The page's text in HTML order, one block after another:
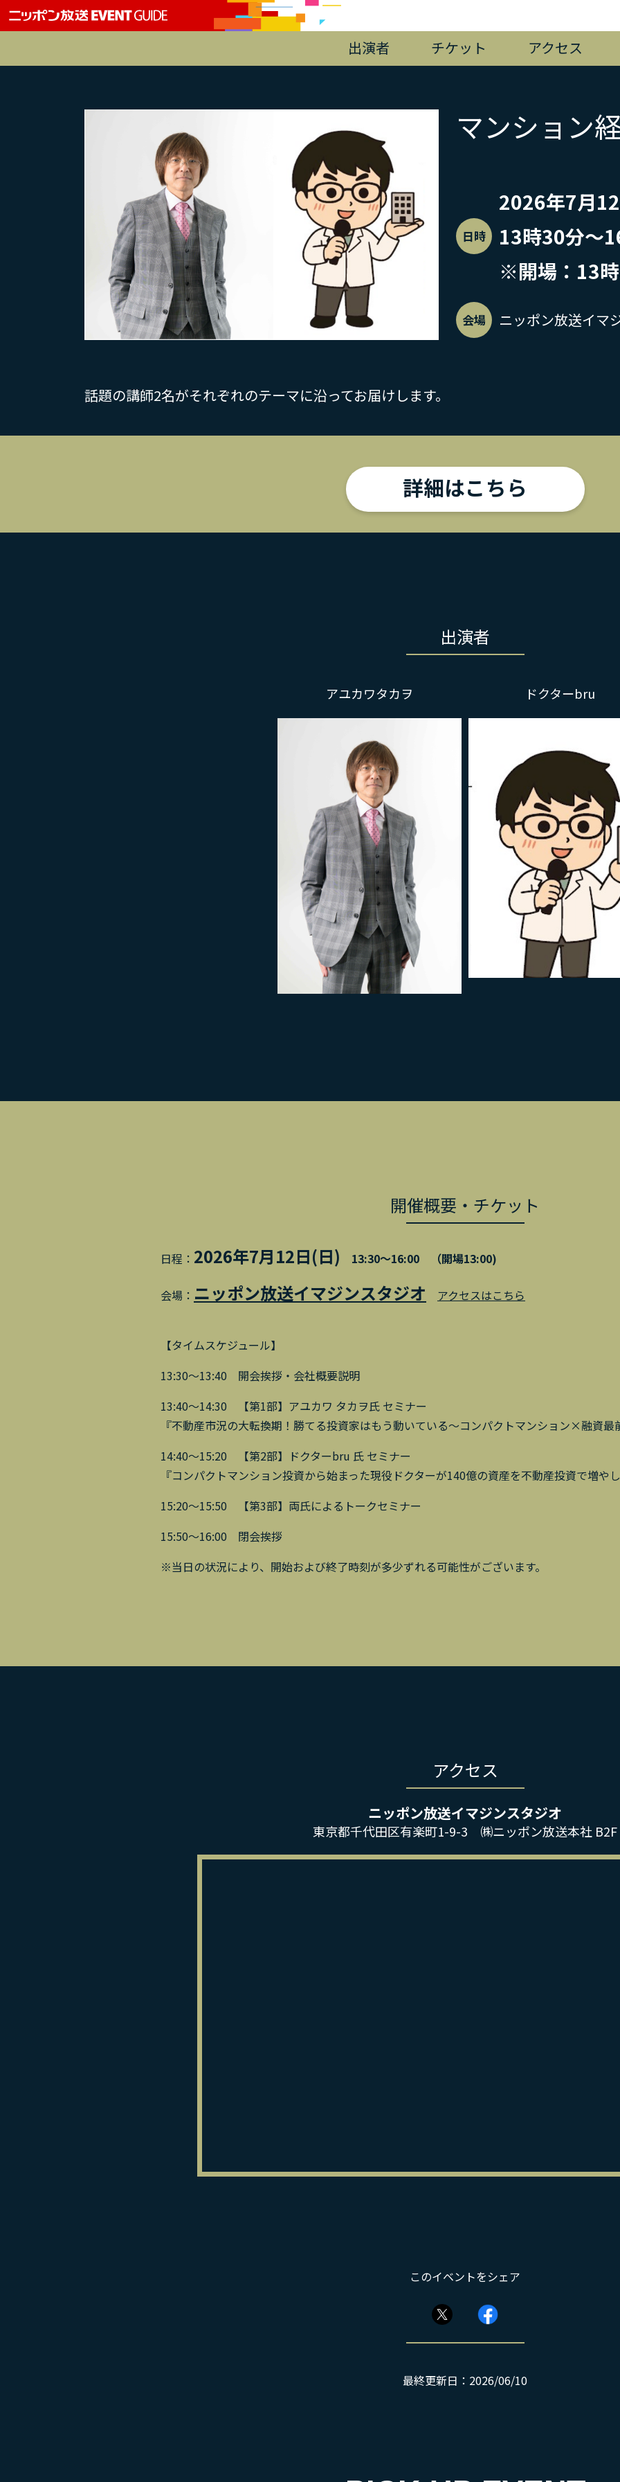
出演者 チケット アクセス
マンション
日時
2026年7月12
13時30分〜
※開場：13
会場 ニッポン放送イマ
話題の講師2名がそれぞれのテーマに沿ってお届けします。
詳細はこちら
出演者
アユカワタカヲ ドクターbru
開催概要・チケット
日程： 2026年7月12日(日) 13:30〜16:00 （開場13:00)
会場： ニッポン放送イマジンスタジオ アクセスはこちら
【タイムスケジュール】
13:30～13:40 開会挨拶・会社概要説明
13:40～14:30 【第1部】アユカワ タカヲ氏 セミナー
『不動産市況の大転換期！勝てる投資家はもう動いている～コンパクトマンション×融資最
14:40～15:20 【第2部】ドクターbru 氏 セミナー
『コンパクトマンション投資から始まった現役ドクターが140億の資産を不動産投資で増やし
15:20～15:50 【第3部】両氏によるトークセミナー
15:50～16:00 閉会挨拶
※当日の状況により、開始および終了時刻が多少ずれる可能性がございます。
アクセス
ニッポン放送イマジンスタジオ
東京都千代田区有楽町1-9-3 ㈱ニッポン放送本社 B2F
このイベントをシェア
最終更新日：2026/06/10